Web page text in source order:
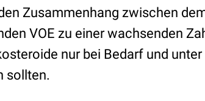
Zusammenhang zwischen
VOE zu einer wachsenden
nur bei Bedarf und
sollten.